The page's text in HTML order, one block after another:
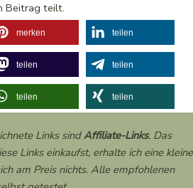
Beitrag teilt.
merken teilen
teilen teilen
teilen teilen
Links sindAffiliate-Links. Das
Links einkaufst, erhalte ich eine kleine
am Preis nichts. Alle empfohlenen